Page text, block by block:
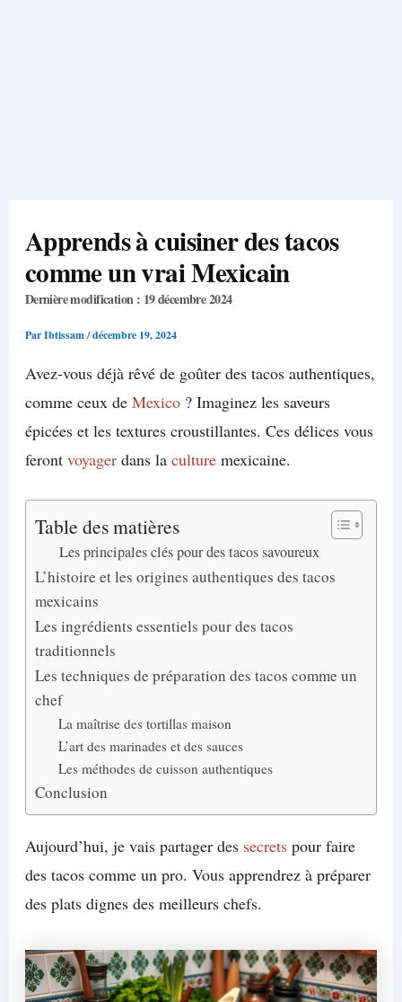
Apprends à cuisiner des tacos
comme un vrai Mexicain
Dernière modification : 19 décembre 2024
ParIbtissam/décembre 19, 2024
Avez-vous déjà rêvé de goûter des tacos authentiques,
comme ceux de Mexico? Imaginez les saveurs
épicées et les textures croustillantes. Ces délices vous
feront voyagerdans la culturemexicaine.
Table des matières
Les principales clés pour des tacos savoureux
L’histoire et les origines authentiques des tacos
mexicains
Les ingrédients essentiels pour des tacos
traditionnels
Les techniques de préparation des tacos comme un
chef
La maîtrise des tortillas maison
L’art des marinades et des sauces
Les méthodes de cuisson authentiques
Conclusion
Aujourd’hui, je vais partager des secretspour faire
des tacos comme un pro. Vous apprendrez à préparer
des plats dignes des meilleurs chefs.